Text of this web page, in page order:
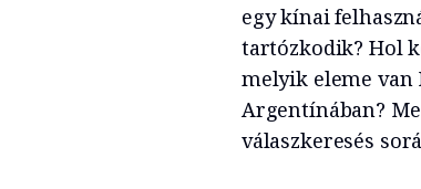
egy kínai
tartózkodik? Hol
melyik eleme van
Argentínában?
válaszkeresés